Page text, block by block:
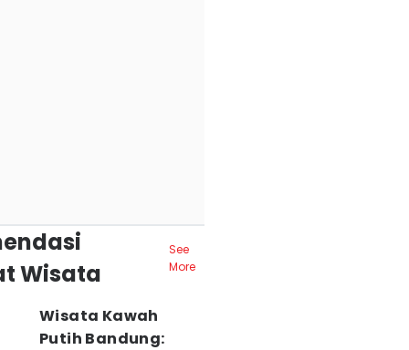
Wisata
See
More
Wisata Kawah
Putih Bandung: